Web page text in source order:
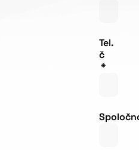
Tel.
č